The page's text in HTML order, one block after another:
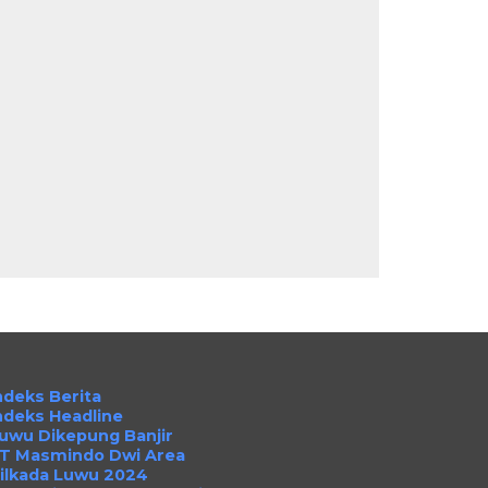
Berita
Headline
Dikepung Banjir
Masmindo Dwi Area
Luwu 2024